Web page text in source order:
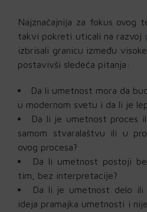
Najznačajnija za fokus ovog
takvi pokreti uticali na razvoj
izbrisali granicu između
postavivši sledeća pitanja:
Da li umetnost mora da
u modernom svetu i da li je
Da li je umetnost proces
samom stvaralaštvu ili u
ovog procesa?
Da li umetnost postoji
tim, bez interpretacije?
Da li je umetnost delo ili
ideja pramajka umetnosti i